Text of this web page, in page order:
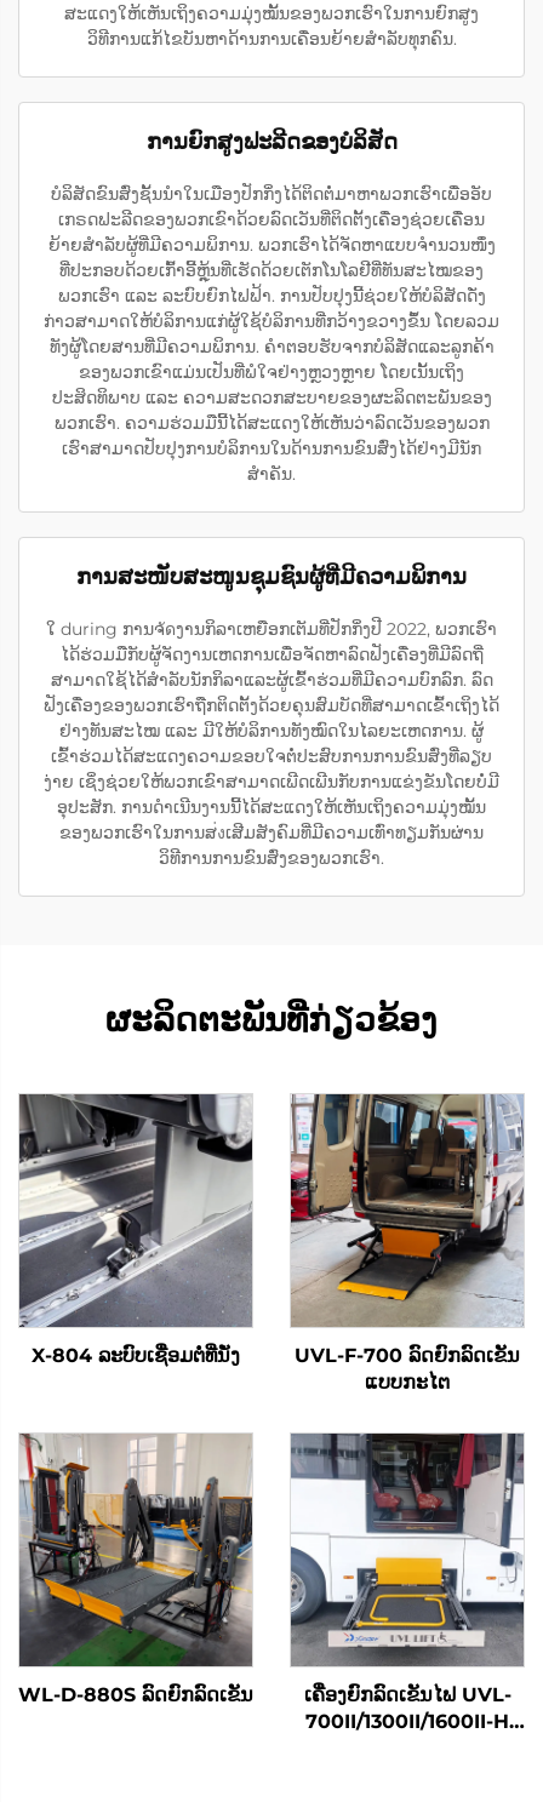
ສະແດງໃຫ້ເຫັນເຖິງຄວາມມຸ່ງໝັ້ນຂອງພວກເຮົາໃນການຍົກສູງ
ວິທີການແກ້ໄຂບັນຫາດ້ານການເຄື່ອນຍ້າຍສຳລັບທຸກຄົນ.
ການຍົກສູງຟະລີດຂອງບໍລິສັດ
ບໍລິສັດຂົນສົ່ງຊັ້ນນຳໃນເມືອງປັກກິ່ງໄດ້ຕິດຕໍ່ມາຫາພວກເຮົາເພື່ອອັບ
ເກຣດຟະລີດຂອງພວກເຂົາດ້ວຍລົດເວັນທີ່ຕິດຕັ້ງເຄື່ອງຊ່ວຍເຄື່ອນ
ຍ້າຍສຳລັບຜູ້ທີ່ມີຄວາມພິການ. ພວກເຮົາໄດ້ຈັດຫາແບບຈຳນວນໜຶ່ງ
ທີ່ປະກອບດ້ວຍເກົ້າອີ້ຫຼຸ້ນທີ່ເຮັດດ້ວຍເຕັກໂນໂລຢີທີ່ທັນສະໄໝຂອງ
ພວກເຮົາ ແລະ ລະບົບຍົກໄຟຟ້າ. ການປັບປຸງນີ້ຊ່ວຍໃຫ້ບໍລິສັດດັ່ງ
ກ່າວສາມາດໃຫ້ບໍລິການແກ່ຜູ້ໃຊ້ບໍລິການທີ່ກວ້າງຂວາງຂຶ້ນ ໂດຍລວມ
ທັງຜູ້ໂດຍສານທີ່ມີຄວາມພິການ. ຄຳຕອບຮັບຈາກບໍລິສັດແລະລູກຄ້າ
ຂອງພວກເຂົາແມ່ນເປັນທີ່ພໍໃຈຢ່າງຫຼວງຫຼາຍ ໂດຍເນັ້ນເຖິງ
ປະສິດທິພາບ ແລະ ຄວາມສະດວກສະບາຍຂອງຜະລິດຕະພັນຂອງ
ພວກເຮົາ. ຄວາມຮ່ວມມືນີ້ໄດ້ສະແດງໃຫ້ເຫັນວ່າລົດເວັນຂອງພວກ
ເຮົາສາມາດປັບປຸງການບໍລິການໃນດ້ານການຂົນສົ່ງໄດ້ຢ່າງມີນັກ
ສຳຄັນ.
ການສະໜັບສະໜູນຊຸມຊົນຜູ້ທີ່ມີຄວາມພິການ
ໃ during ການຈัดງານກິລາເຫຍືອກເຕັມທີ່ປັກກິ່ງປີ 2022, ພວກເຮົາ
ໄດ້ຮ່ວມມືກັບຜູ້ຈັດງານເຫດການເພື່ອຈັດຫາລົດຟັງເຄື່ອງທີ່ມີລົດຖີ່
ສາມາດໃຊ້ໄດ້ສຳລັບນັກກິລາແລະຜູ້ເຂົ້າຮ່ວມທີ່ມີຄວາມບົກລົກ. ລົດ
ຟັງເຄື່ອງຂອງພວກເຮົາຖືກຕິດຕັ້ງດ້ວຍຄຸນສົມບັດທີ່ສາມາດເຂົ້າເຖິງໄດ້
ຢ່າງທັນສະໄໝ ແລະ ມີໃຫ້ບໍລິການທັງໝົດໃນໄລຍະເຫດການ. ຜູ້
ເຂົ້າຮ່ວມໄດ້ສະແດງຄວາມຂອບໃຈຕໍ່ປະສົບການການຂົນສົ່ງທີ່ລຽບ
ງ່າຍ ເຊິ່ງຊ່ວຍໃຫ້ພວກເຂົາສາມາດເພີດເພີນກັບການແຂ່ງຂັນໂດຍບໍ່ມີ
ອຸປະສັກ. ການດຳເນີນງານນີ້ໄດ້ສະແດງໃຫ້ເຫັນເຖິງຄວາມມຸ່ງໝັ້ນ
ຂອງພວກເຮົາໃນການສ่งເສີມສັງຄົມທີ່ມີຄວາມເທົ່າທຽມກັນຜ່ານ
ວິທີການການຂົນສົ່ງຂອງພວກເຮົາ.
ຜະລິດຕະພັນທີ່ກ່ຽວຂ້ອງ
X-804 ລະບົບເຊື່ອມຕໍ່ທີ່ນັ່ງ
UVL-F-700 ລົດຍົກລົດເຂັນ
ແບບກະໄຕ
WL-D-880S ລົດຍົກລົດເຂັນ
ເຄື່ອງຍົກລົດເຂັນໄຟ UVL-
700II/1300II/1600II-H